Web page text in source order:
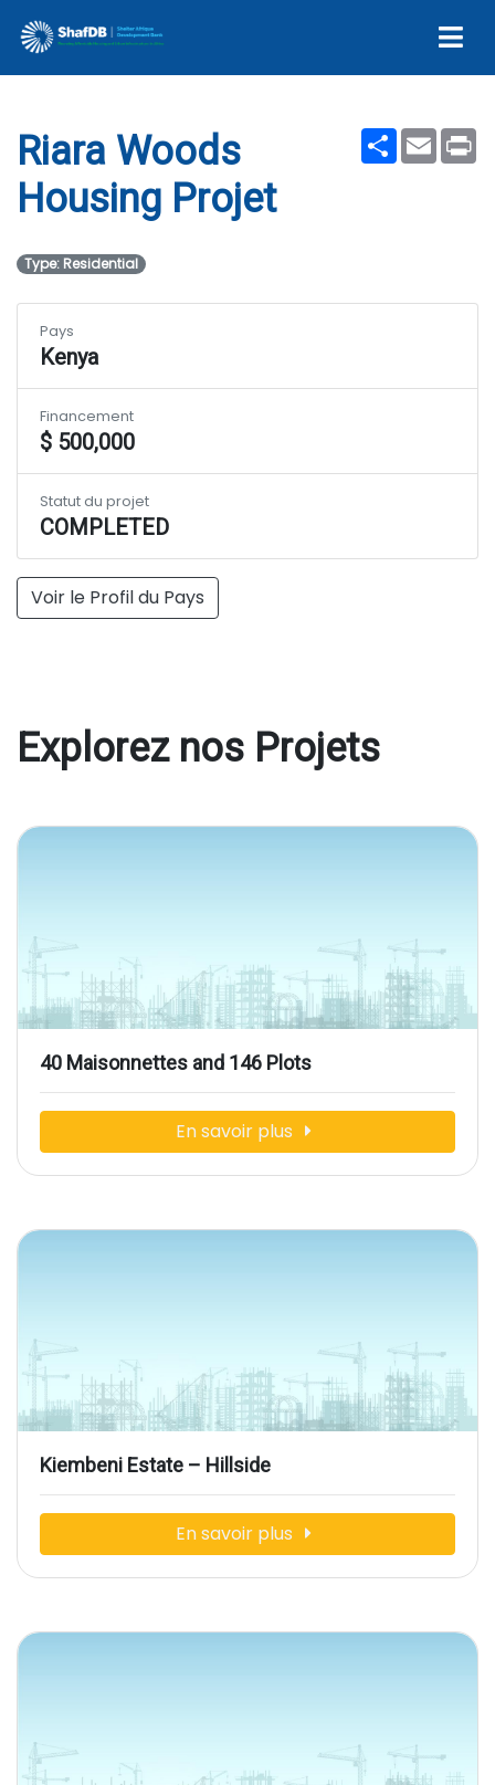
Projet
ShareEmail
Riara Woods
Housing Projet
Type: Residential
Voir le Profil du Pays
Pays
Kenya
Financement
$ 500,000
Statut du projet
COMPLETED
Explorez nos Projets
40 Maisonnettes and 146 Plots
En savoir plus
Kiembeni Estate – Hillside
En savoir plus